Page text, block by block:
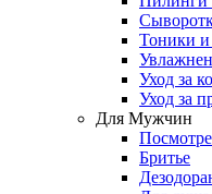
Тоники
Уход за
Уход за
Для Мужчин
Бритье